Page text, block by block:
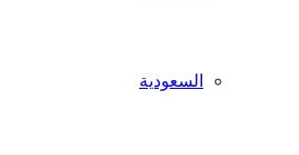
السعودية